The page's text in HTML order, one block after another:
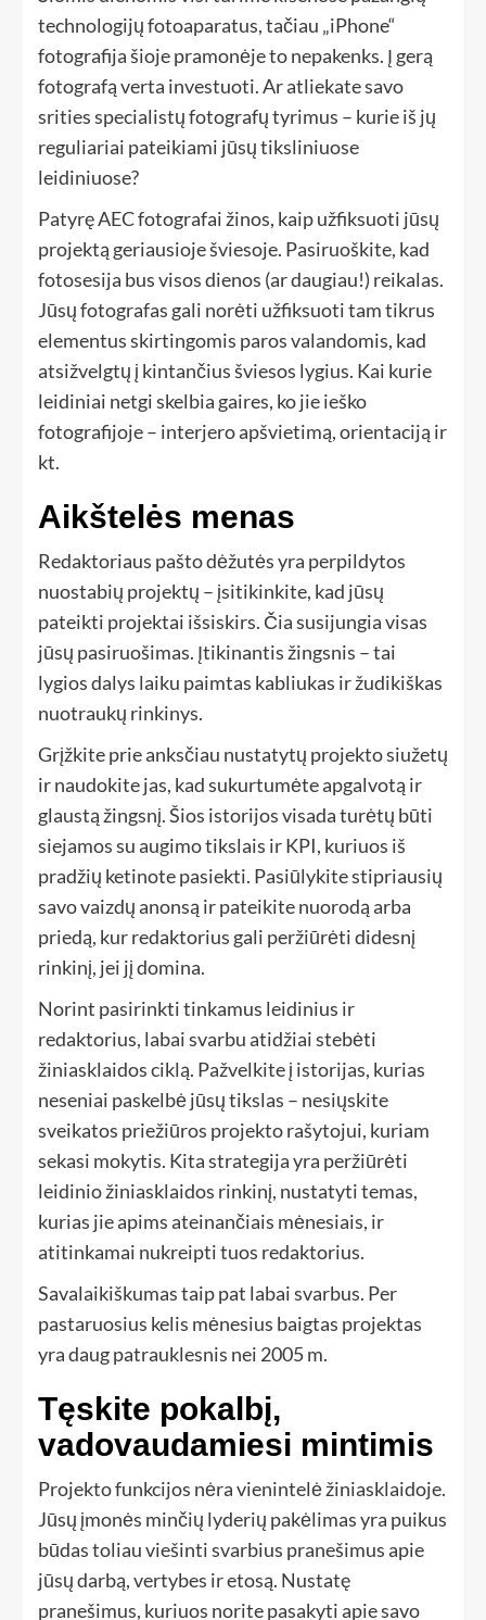
technologijų fotoaparatus, tačiau „iPhone“
fotografija šioje pramonėje to nepakenks. Į gerą
fotografą verta investuoti. Ar atliekate savo
srities specialistų fotografų tyrimus – kurie iš jų
reguliariai pateikiami jūsų tiksliniuose
leidiniuose?
Patyrę AEC fotografai žinos, kaip užfiksuoti jūsų
projektą geriausioje šviesoje. Pasiruoškite, kad
fotosesija bus visos dienos (ar daugiau!) reikalas.
Jūsų fotografas gali norėti užfiksuoti tam tikrus
elementus skirtingomis paros valandomis, kad
atsižvelgtų į kintančius šviesos lygius. Kai kurie
leidiniai netgi skelbia gaires, ko jie ieško
fotografijoje – interjero apšvietimą, orientaciją ir
kt.
Aikštelės menas
Redaktoriaus pašto dėžutės yra perpildytos
nuostabių projektų – įsitikinkite, kad jūsų
pateikti projektai išsiskirs. Čia susijungia visas
jūsų pasiruošimas. Įtikinantis žingsnis – tai
lygios dalys laiku paimtas kabliukas ir žudikiškas
nuotraukų rinkinys.
Grįžkite prie anksčiau nustatytų projekto siužetų
ir naudokite jas, kad sukurtumėte apgalvotą ir
glaustą žingsnį. Šios istorijos visada turėtų būti
siejamos su augimo tikslais ir KPI, kuriuos iš
pradžių ketinote pasiekti. Pasiūlykite stipriausių
savo vaizdų anonsą ir pateikite nuorodą arba
priedą, kur redaktorius gali peržiūrėti didesnį
rinkinį, jei jį domina.
Norint pasirinkti tinkamus leidinius ir
redaktorius, labai svarbu atidžiai stebėti
žiniasklaidos ciklą. Pažvelkite į istorijas, kurias
neseniai paskelbė jūsų tikslas – nesiųskite
sveikatos priežiūros projekto rašytojui, kuriam
sekasi mokytis. Kita strategija yra peržiūrėti
leidinio žiniasklaidos rinkinį, nustatyti temas,
kurias jie apims ateinančiais mėnesiais, ir
atitinkamai nukreipti tuos redaktorius.
Savalaikiškumas taip pat labai svarbus. Per
pastaruosius kelis mėnesius baigtas projektas
yra daug patrauklesnis nei 2005 m.
Tęskite pokalbį,
vadovaudamiesi mintimis
Projekto funkcijos nėra vienintelė žiniasklaidoje.
Jūsų įmonės minčių lyderių pakėlimas yra puikus
būdas toliau viešinti svarbius pranešimus apie
jūsų darbą, vertybes ir etosą. Nustatę
pranešimus, kuriuos norite pasakyti apie savo